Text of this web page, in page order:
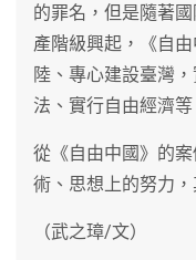
的罪名，但是隨著
產階級興起，《自
陸、專心建設臺灣
法、實行自由經濟
從《自由中國》的
術、思想上的努力
（武之璋/文）